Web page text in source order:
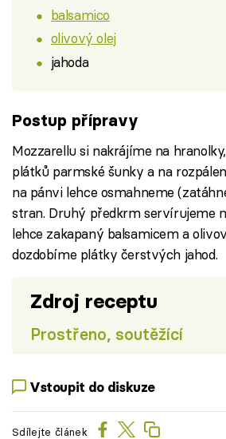
balsamico
olivový olej
jahoda
Postup přípravy
Mozzarellu si nakrájíme na
plátků parmské šunky a na
na pánvi lehce osmahneme
stran. Druhý předkrm servírujeme
lehce zakapaný balsamicem a
dozdobíme plátky čerstvých jahod.
Zdroj receptu
Prostřeno, soutěžící
Vstoupit do diskuze
Sdílejte článek